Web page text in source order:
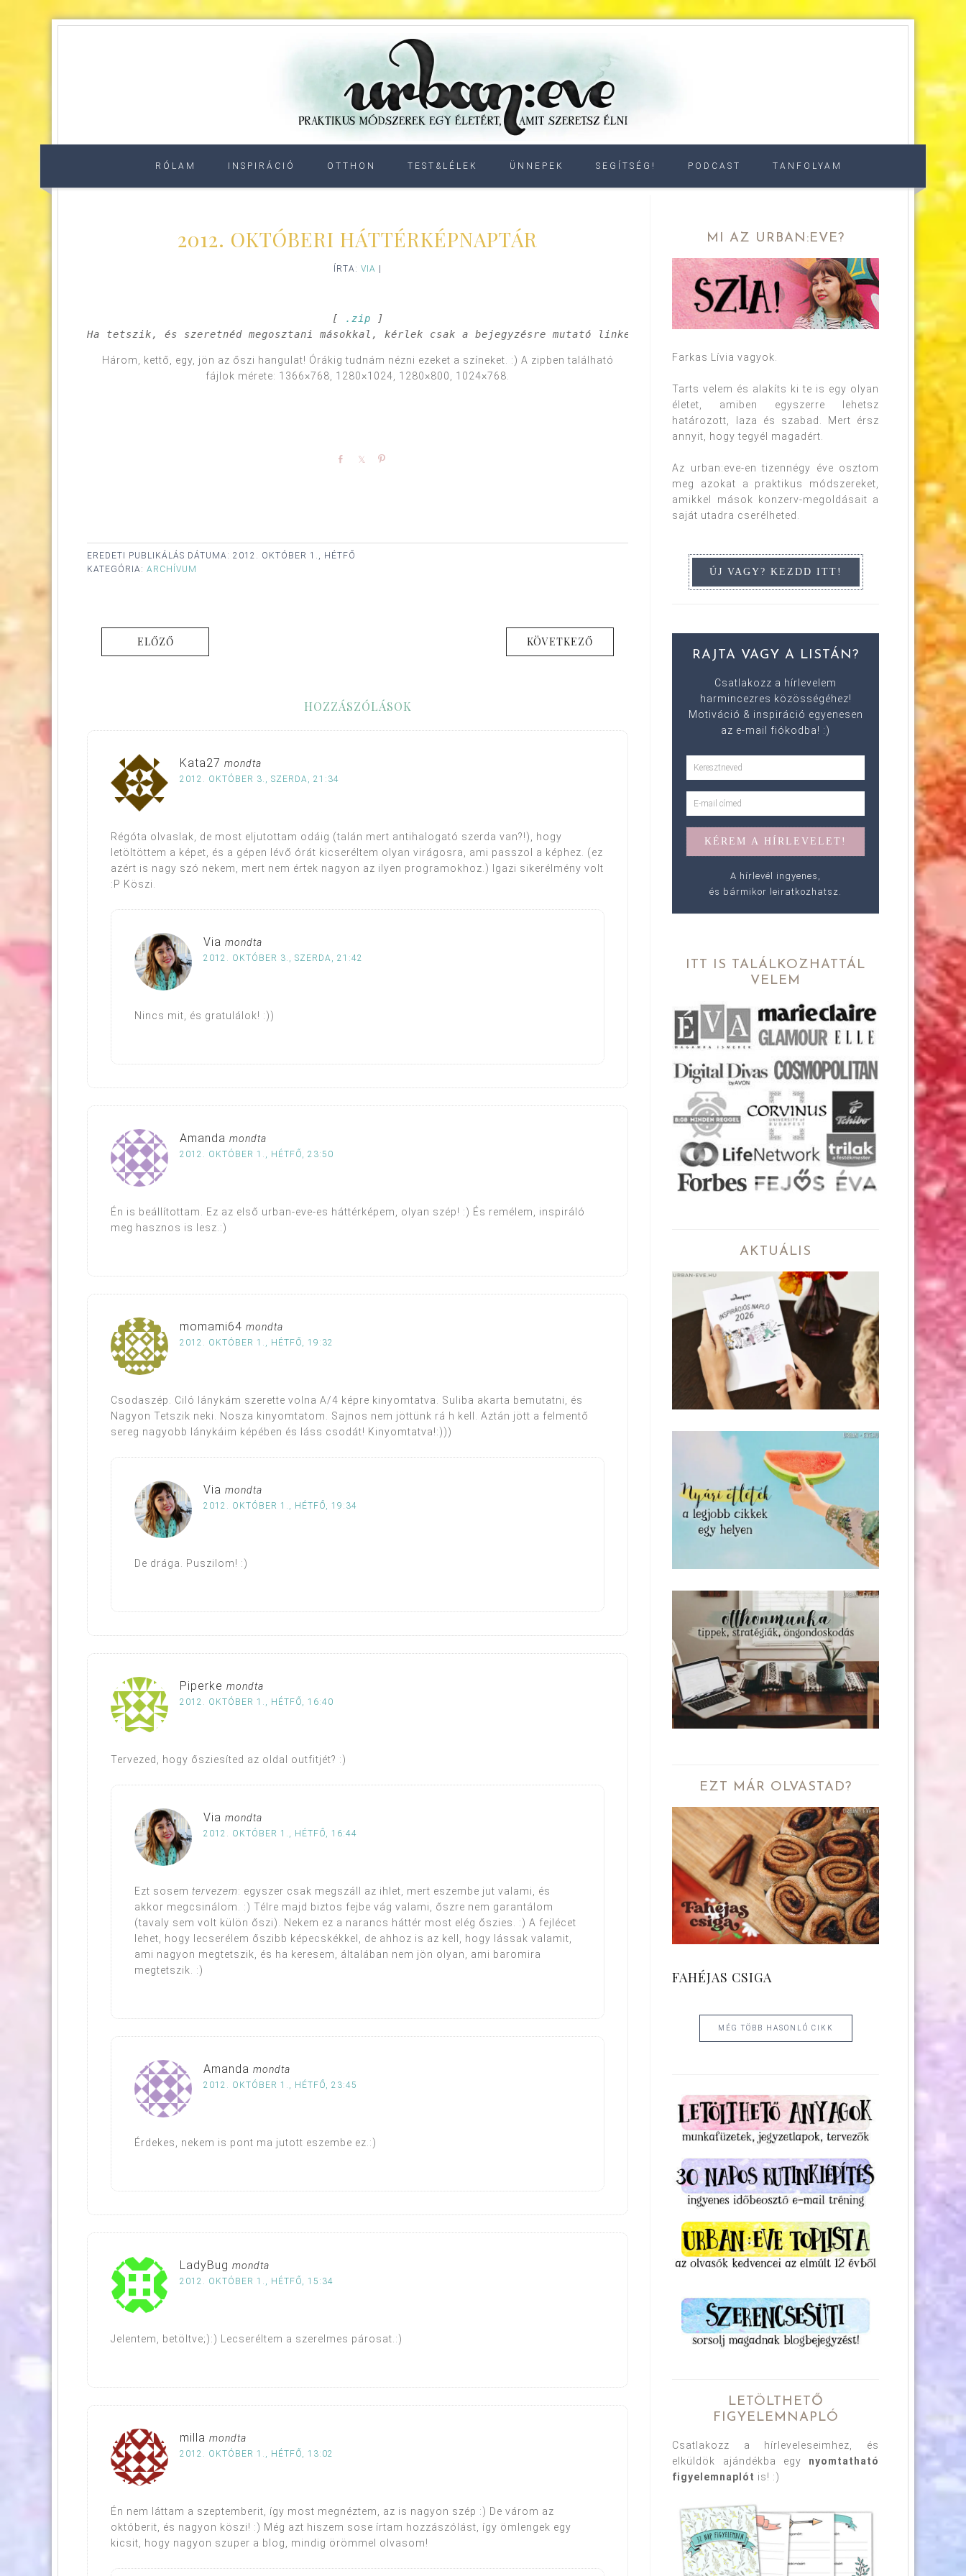
RÓLAM INSPIRÁCIÓ OTTHON TEST&LÉLEK ÜNNEPEK SEGÍTSÉG! PODCAST TANFOLYAM
2012. OKTÓBERI HÁTTÉRKÉPNAPTÁR
ÍRTA:VIA
[ .zip ]
Ha tetszik, és szeretnéd megosztani másokkal, kérlek csak a bejegyzésre mutató linket tedd ki a saját honlapodra! Köszönöm szépen!
Három, kettő, egy, jön az őszi hangulat! Órákig tudnám nézni ezeket a színeket. :) A zipben található
fájlok mérete: 1366×768, 1280×1024, 1280×800, 1024×768.
Share Share
EREDETI PUBLIKÁLÁS DÁTUMA: 2012. OKTÓBER 1., HÉTFŐ
KATEGÓRIA: ARCHÍVUM
ELŐZŐ KÖVETKEZŐ
HOZZÁSZÓLÁSOK
Kata27 mondta
2012. OKTÓBER 3., SZERDA, 21:34
Régóta olvaslak, de most eljutottam odáig (talán mert antihalogató szerda van?!), hogy
letöltöttem a képet, és a gépen lévő órát kicseréltem olyan virágosra, ami passzol a képhez. (ez
azért is nagy szó nekem, mert nem értek nagyon az ilyen programokhoz.) Igazi sikerélmény volt
:P Köszi.
Via mondta
2012. OKTÓBER 3., SZERDA, 21:42
Nincs mit, és gratulálok! :))
Amanda mondta
2012. OKTÓBER 1., HÉTFŐ, 23:50
Én is beállítottam. Ez az első urban-eve-es háttérképem, olyan szép! :) És remélem, inspiráló
meg hasznos is lesz.:)
momami64 mondta
2012. OKTÓBER 1., HÉTFŐ, 19:32
Csodaszép. Ciló lánykám szerette volna A/4 képre kinyomtatva. Suliba akarta bemutatni, és
Nagyon Tetszik neki. Nosza kinyomtatom. Sajnos nem jöttünk rá h kell. Aztán jött a felmentő
sereg nagyobb lánykáim képében és láss csodát! Kinyomtatva!:)))
Via mondta
2012. OKTÓBER 1., HÉTFŐ, 19:34
De drága. Puszilom! :)
Piperke mondta
2012. OKTÓBER 1., HÉTFŐ, 16:40
Tervezed, hogy ősziesíted az oldal outfitjét? :)
Via mondta
2012. OKTÓBER 1., HÉTFŐ, 16:44
Ezt sosem tervezem: egyszer csak megszáll az ihlet, mert eszembe jut valami, és
akkor megcsinálom. :) Télre majd biztos fejbe vág valami, őszre nem garantálom
(tavaly sem volt külön őszi). Nekem ez a narancs háttér most elég őszies. :) A fejlécet
lehet, hogy lecserélem őszibb képecskékkel, de ahhoz is az kell, hogy lássak valamit,
ami nagyon megtetszik, és ha keresem, általában nem jön olyan, ami baromira
megtetszik. :)
Amanda mondta
2012. OKTÓBER 1., HÉTFŐ, 23:45
Érdekes, nekem is pont ma jutott eszembe ez.:)
LadyBug mondta
2012. OKTÓBER 1., HÉTFŐ, 15:34
Jelentem, betöltve;):) Lecseréltem a szerelmes párosat.:)
milla mondta
2012. OKTÓBER 1., HÉTFŐ, 13:02
Én nem láttam a szeptemberit, így most megnéztem, az is nagyon szép :) De várom az
októberit, és nagyon köszi! :) Még azt hiszem sose írtam hozzászólást, így ömlengek egy
kicsit, hogy nagyon szuper a blog, mindig örömmel olvasom!
MI AZ URBAN:EVE?
Farkas Lívia vagyok.
Tarts velem és alakíts ki te is egy olyan
életet, amiben egyszerre lehetsz
határozott, laza és szabad. Mert érsz
annyit, hogy tegyél magadért.
Az urban:eve-en tizennégy éve osztom
meg azokat a praktikus módszereket,
amikkel mások konzerv-megoldásait a
saját utadra cserélheted.
RAJTA VAGY A LISTÁN?
Csatlakozz a hírlevelem
harmincezres közösségéhez!
Motiváció & inspiráció egyenesen
az e-mail fiókodba! :)
A hírlevél ingyenes,
és bármikor leiratkozhatsz.
ITT IS TALÁLKOZHATTÁL
VELEM
AKTUÁLIS
EZT MÁR OLVASTAD?
FAHÉJAS CSIGA
MÉG TÖBB HASONLÓ CIKK
LETÖLTHETŐ
FIGYELEMNAPLÓ
Csatlakozz a hírleveleseimhez, és
elküldök ajándékba egy nyomtatható
figyelemnaplót is! :)